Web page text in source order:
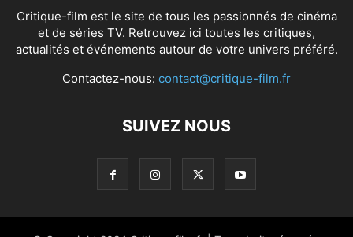
Critique-film est le site de tous les passionnés de cinéma
et de séries TV. Retrouvez ici toutes les critiques,
actualités et événements autour de votre univers préféré.
Contactez-nous: contact@critique-film.fr
SUIVEZ NOUS